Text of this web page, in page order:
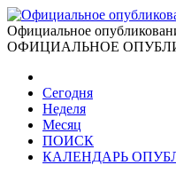
Официальное
ОФИЦИАЛЬНОЕ
Сегодня
Неделя
Месяц
ПОИСК
КАЛЕНДАРЬ